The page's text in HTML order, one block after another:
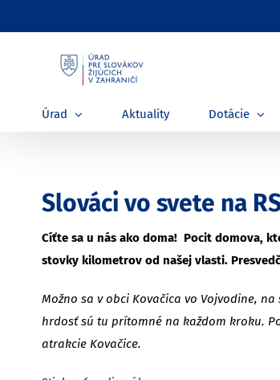
to
Úrad Aktuality Dotácie
Slováci vo svete na
Cíťte sa u nás ako doma! Pocit domova,
stovky kilometrov od našej vlasti.
Možno sa v obci Kovačica vo Vojvodine,
hrdosť sú tu prítomné na každom kroku.
atrakcie Kovačice.